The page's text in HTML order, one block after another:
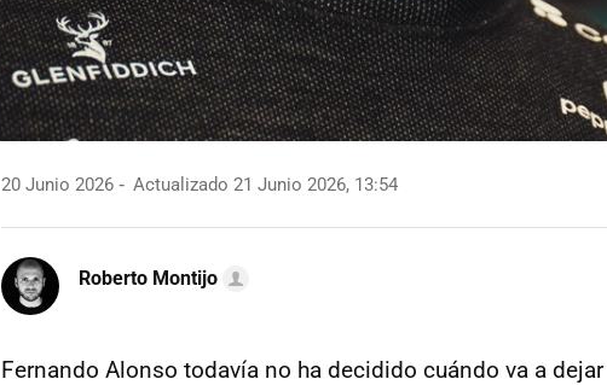
20 Junio 2026 Actualizado 21 Junio 2026, 13:54
Roberto Montijo
Fernando Alonso todavía no ha decidido cuándo va a